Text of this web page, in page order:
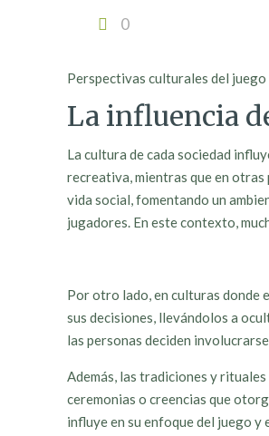
0
Perspectivas culturales del
La influencia
La cultura de cada sociedad
recreativa, mientras que en otras
vida social, fomentando un
jugadores. En este contexto,
Por otro lado, en culturas donde
sus decisiones, llevándolos a
las personas deciden
Además, las tradiciones y
ceremonias o creencias que
influye en su enfoque del juego y